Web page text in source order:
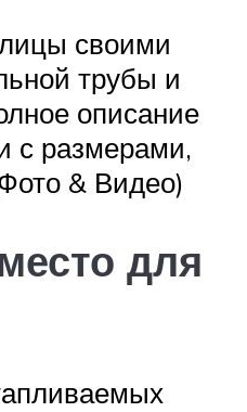
своими
трубы и
описание
с размерами,
& Видео)
для